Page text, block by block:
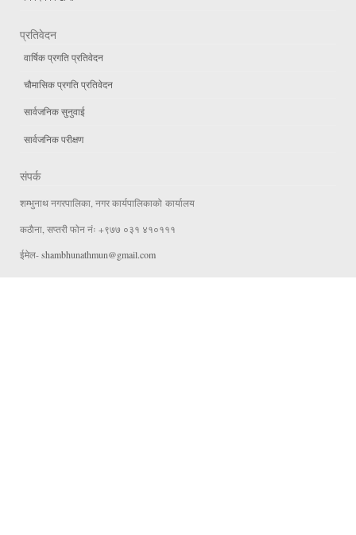
प्रतिवेदन
वार्षिक प्रगति प्रतिवेदन
चौमासिक प्रगति प्रतिवेदन
सार्वजनिक सुनुवाई
सार्वजनिक परीक्षण
संपर्क
शम्भुनाथ नगरपालिका, नगर कार्यपालिकाको कार्यालय
कठाैना, सप्तरी फाेन नंः +९७७ ०३१ ४१०१११
ईमेल-shambhunathmun@gmail.com